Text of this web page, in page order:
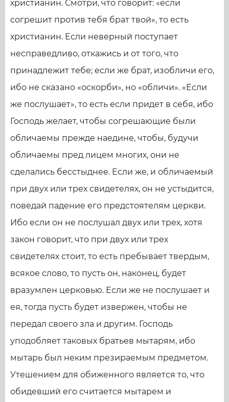
христианин. Смотри, что говорит: «если
согрешит против тебя брат твой», то есть
христианин. Если неверный поступает
несправедливо, откажись и от того, что
принадлежит тебе; если же брат, изобличи его,
ибо не сказано «оскорби», но «обличи». «Если
же послушает», то есть если придет в себя, ибо
Господь желает, чтобы согрешающие были
обличаемы прежде наедине, чтобы, будучи
обличаемы пред лицем многих, они не
сделались бесстыднее. Если же, и обличаемый
при двух или трех свидетелях, он не устыдится,
поведай падение его предстоятелям церкви.
Ибо если он не послушал двух или трех, хотя
закон говорит, что при двух или трех
свидетелях стоит, то есть пребывает твердым,
всякое слово, то пусть он, наконец, будет
вразумлен церковью. Если же не послушает и
ея, тогда пусть будет извержен, чтобы не
передал своего зла и другим. Господь
уподобляет таковых братьев мытарям, ибо
мытарь был неким презираемым предметом.
Утешением для обиженного является то, что
обидевший его считается мытарем и